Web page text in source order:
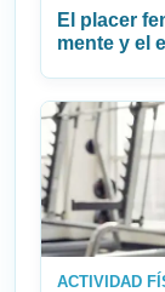
El placer
mente y el
ACTIVIDAD